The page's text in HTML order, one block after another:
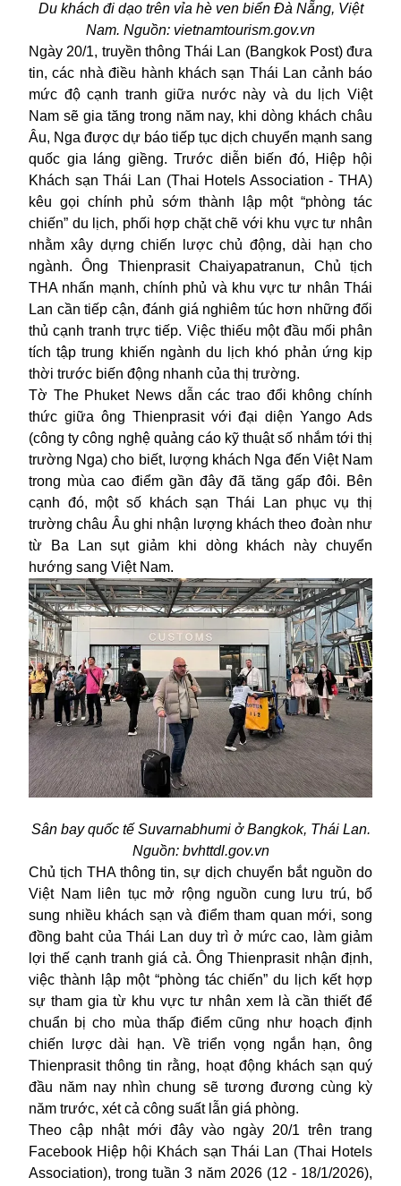
Du khách đi dạo trên vỉa hè ven biển Đà Nẵng, Việt
Nam. Nguồn: vietnamtourism.gov.vn
Ngày 20/1, truyền thông Thái Lan (Bangkok Post) đưa
tin, các nhà điều hành khách sạn Thái Lan cảnh báo
mức độ cạnh tranh giữa nước này và du lịch Việt
Nam sẽ gia tăng trong năm nay, khi dòng khách châu
Âu, Nga được dự báo tiếp tục dịch chuyển mạnh sang
quốc gia láng giềng. Trước diễn biến đó, Hiệp hội
Khách sạn Thái Lan (Thai Hotels Association - THA)
kêu gọi chính phủ sớm thành lập một “phòng tác
chiến” du lịch, phối hợp chặt chẽ với khu vực tư nhân
nhằm xây dựng chiến lược chủ động, dài hạn cho
ngành. Ông Thienprasit Chaiyapatranun, Chủ tịch
THA nhấn mạnh, chính phủ và khu vực tư nhân Thái
Lan cần tiếp cận, đánh giá nghiêm túc hơn những đối
thủ cạnh tranh trực tiếp. Việc thiếu một đầu mối phân
tích tập trung khiến ngành du lịch khó phản ứng kịp
thời trước biến động nhanh của thị trường.
Tờ The Phuket News dẫn các trao đổi không chính
thức giữa ông Thienprasit với đại diện Yango Ads
(công ty công nghệ quảng cáo kỹ thuật số nhắm tới thị
trường Nga) cho biết, lượng khách Nga đến Việt Nam
trong mùa cao điểm gần đây đã tăng gấp đôi. Bên
cạnh đó, một số khách sạn Thái Lan phục vụ thị
trường châu Âu ghi nhận lượng khách theo đoàn như
từ Ba Lan sụt giảm khi dòng khách này chuyển
hướng sang Việt Nam.
Sân bay quốc tế Suvarnabhumi ở Bangkok, Thái Lan.
Nguồn: bvhttdl.gov.vn
Chủ tịch THA thông tin, sự dịch chuyển bắt nguồn do
Việt Nam liên tục mở rộng nguồn cung lưu trú, bổ
sung nhiều khách sạn và điểm tham quan mới, song
đồng baht của Thái Lan duy trì ở mức cao, làm giảm
lợi thế cạnh tranh giá cả. Ông Thienprasit nhận định,
việc thành lập một “phòng tác chiến” du lịch kết hợp
sự tham gia từ khu vực tư nhân xem là cần thiết để
chuẩn bị cho mùa thấp điểm cũng như hoạch định
chiến lược dài hạn. Về triển vọng ngắn hạn, ông
Thienprasit thông tin rằng, hoạt động khách sạn quý
đầu năm nay nhìn chung sẽ tương đương cùng kỳ
năm trước, xét cả công suất lẫn giá phòng.
Theo cập nhật mới đây vào ngày 20/1 trên trang
Facebook Hiệp hội Khách sạn Thái Lan (Thai Hotels
Association), trong tuần 3 năm 2026 (12 - 18/1/2026),